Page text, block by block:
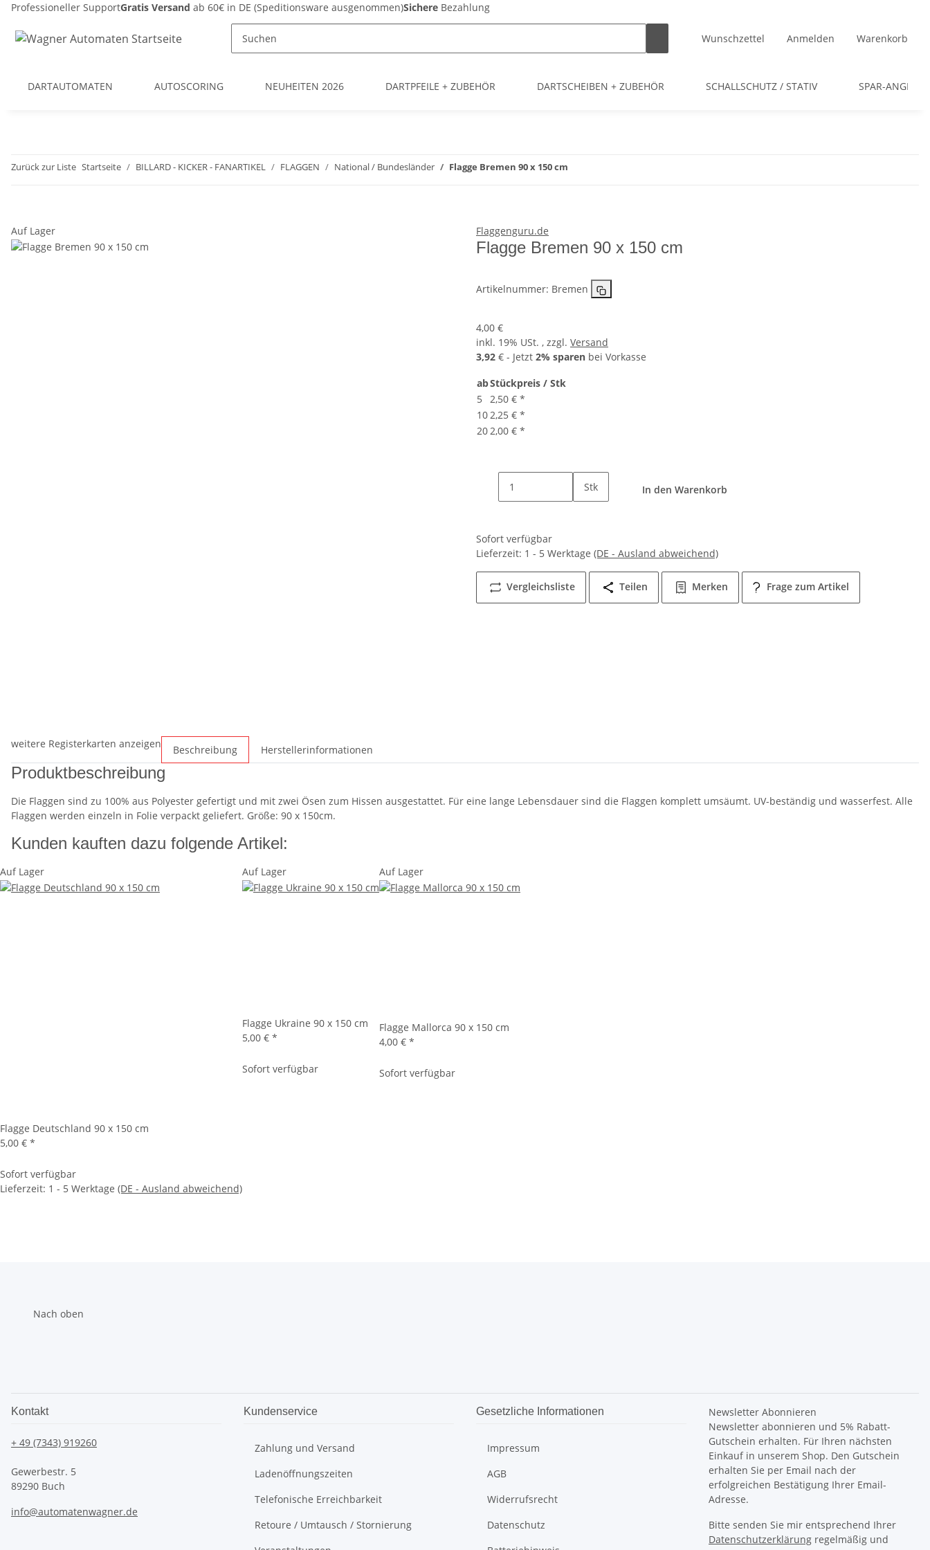
Professioneller SupportGratis Versand ab 60€ in DE (Speditionsware ausgenommen)Sichere Bezahlung
Wunschzettel Anmelden Warenkorb
DARTAUTOMATEN AUTOSCORING NEUHEITEN 2026 DARTPFEILE + ZUBEHÖR DARTSCHEIBEN + ZUBEHÖR SCHALLSCHUTZ / STATIV SPAR-
Zurück zur Liste Startseite BILLARD - KICKER - FANARTIKEL FLAGGEN National / Bundesländer Flagge Bremen 90 x 150 cm
Auf Lager Flaggenguru.de
Flagge Bremen 90 x 150 cm
Artikelnummer: Bremen
4,00 €
inkl. 19% USt. , zzgl. Versand
3,92 € - Jetzt 2% sparen bei Vorkasse
abStückpreis / Stk
5
2,50 € *
102,25 € *
202,00 € *
Stk In den Warenkorb
Sofort verfügbar
Lieferzeit: 1 - 5 Werktage (DE - Ausland abweichend)
Vergleichsliste Teilen Merken Frage zum Artikel
weitere Registerkarten anzeigen Beschreibung Herstellerinformationen
Produktbeschreibung
Die Flaggen sind zu 100% aus Polyester gefertigt und mit zwei Ösen zum Hissen ausgestattet. Für eine lange Lebensdauer sind die Flaggen komplett umsäumt. UV-beständig und wasserfest. Alle
Flaggen werden einzeln in Folie verpackt geliefert. Größe: 90 x 150cm.
Kunden kauften dazu folgende Artikel:
Auf Lager
Flagge Deutschland 90 x 150 cm
5,00 € *
Sofort verfügbar
Lieferzeit: 1 - 5 Werktage (DE - Ausland abweichend)
Auf Lager
Flagge Ukraine 90 x 150 cm
5,00 € *
Sofort verfügbar
Auf Lager
Flagge Mallorca 90 x 150 cm
4,00 € *
Sofort verfügbar
Nach oben
Kontakt
+ 49 (7343) 919260
Gewerbestr. 5
89290 Buch
info@automatenwagner.de
Kundenservice
Zahlung und Versand
Ladenöffnungszeiten
Telefonische Erreichbarkeit
Retoure / Umtausch / Stornierung
Gesetzliche Informationen
Impressum
AGB
Widerrufsrecht
Datenschutz
Newsletter Abonnieren
Newsletter abonnieren und 5% Rabatt-
Gutschein erhalten. Für Ihren nächsten
Einkauf in unserem Shop. Den Gutschein
erhalten Sie per Email nach der
erfolgreichen Bestätigung Ihrer Email-
Adresse.
Bitte senden Sie mir entsprechend Ihrer
Datenschutzerklärung regelmäßig und